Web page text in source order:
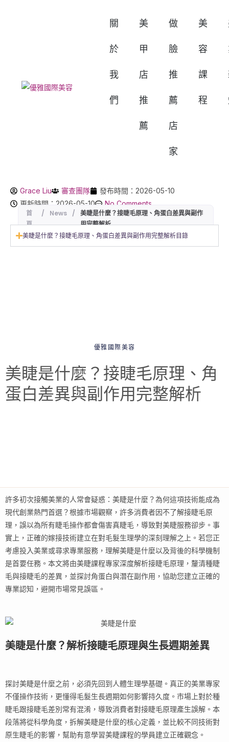
關
於
我
們
美
甲
店
推
薦
做
臉
推
薦
店
家
美
容
課
程
Grace Liu 審查團隊
發布時間：2026-05-10
更新時間：2026-05-10
No Comments
首
頁
/ News /
美睫是什麼？接睫毛原理、角蛋白差異與副作
用完整解析
美睫是什麼？接睫毛原理、角蛋白差異與副作用完整解析目錄
優雅國際美容
美睫是什麼？接睫毛原理、角
蛋白差異與副作用完整解析
許多初次接觸美業的人常會疑惑：美睫是什麼？為何這項技術能成為
現代創業熱門首選？根據市場觀察，許多消費者因不了解接睫毛原
理，誤以為所有睫毛操作都會傷害真睫毛，導致對美睫服務卻步。事
實上，正確的嫁接技術建立在對毛髮生理學的深刻理解之上。若您正
考慮投入美業或尋求專業服務，理解美睫是什麼以及背後的科學機制
是首要任務。本文將由美睫課程專家深度解析接睫毛原理，釐清種睫
毛與接睫毛的差異，並探討角蛋白與潛在副作用，協助您建立正確的
專業認知，避開市場常見誤區。
美睫是什麼？解析接睫毛原理與生長週期差異
探討美睫是什麼之前，必須先回到人體生理學基礎。真正的美業專家
不僅操作技術，更懂得毛髮生長週期如何影響持久度。市場上對於種
睫毛跟接睫毛差別常有混淆，導致消費者對接睫毛原理產生誤解。本
段落將從科學角度，拆解美睫是什麼的核心定義，並比較不同技術對
原生睫毛的影響，幫助有意學習美睫課程的學員建立正確觀念。